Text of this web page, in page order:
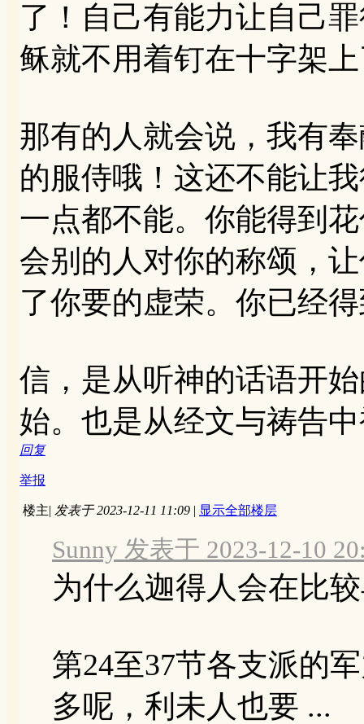
了！自己有能力让自己
稣就不用着钉在十字架
那有的人就会说，我有
的服侍哦！这还不能让
一点都不能。你能得到
会别的人对你的称颂，
了你要的虚荣。你已经
信，是从听神的话语开
始。也是从经文与祷告
回复
举报
楼主| 发表于 2023-12-11 11:09 | 显示全部楼层
Sunny 发表于 2023-12-10
为什么迦得人会在比
第24至37节各支派的
多呢，利未人也要 ...